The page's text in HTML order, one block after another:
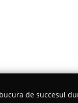
de succesul